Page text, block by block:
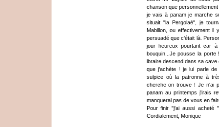
chanson que
je vais à panam je marche
situait "la Pergolaé", je
Mabillon, ou effectivement il
persuadé que c'était là.
jour heureux pourtant car
bouquin...Je pousse la
lbraire descend dans sa cave
que j'achète ! je lui parle
sulpice où la patronne à
cherche on trouve ! Je n'ai
panam au printemps j'irais
manquerai pas de vous en
Pour finir "j'ai aussi acheté
Cordialement, Monique